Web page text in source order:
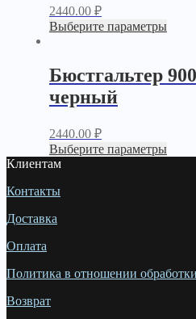
2440.00 ₽
Выберите параметры
Бюстгальтер
черный
2440.00 ₽
Выберите параметры
Клиентам
Контакты
Доставка
Оплата
Политика в отношении
Возврат